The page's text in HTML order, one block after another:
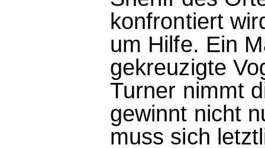
konfrontiert
um Hilfe. Ein
gekreuzigte
Turner nimmt
gewinnt nicht
muss sich